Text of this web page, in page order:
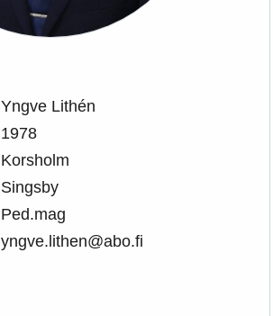
Yngve Lithén
1978
Korsholm
Singsby
Ped.mag
yngve.lithen@abo.fi